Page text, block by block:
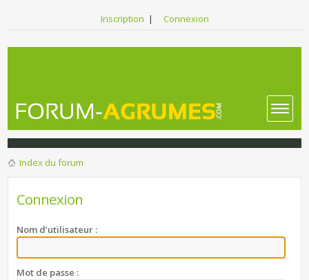
Inscription | Connexion
Index du forum
Connexion
Nom d’utilisateur :
Mot de passe :